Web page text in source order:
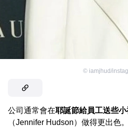
© iamjhud/
公司通常會在耶誕節給員工送些
（Jennifer Hudson）做得更出色